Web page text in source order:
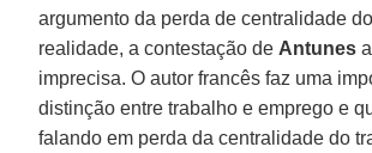
argumento da perda de centralidade
realidade, a contestação de Antunes
imprecisa. O autor francês faz uma
distinção entre trabalho e emprego e
falando em perda da centralidade do